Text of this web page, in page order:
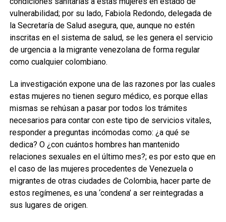
vulnerabilidad; por su lado, Fabiola Redondo, delegada de
la Secretaría de Salud asegura, que, aunque no estén
inscritas en el sistema de salud, se les genera el servicio
de urgencia a la migrante venezolana de forma regular
como cualquier colombiano.
La investigación expone una de las razones por las cuales
estas mujeres no tienen seguro médico, es porque ellas
mismas se rehúsan a pasar por todos los trámites
necesarios para contar con este tipo de servicios vitales,
responder a preguntas incómodas como: ¿a qué se
dedica? O ¿con cuántos hombres han mantenido
relaciones sexuales en el último mes?; es por esto que en
el caso de las mujeres procedentes de Venezuela o
migrantes de otras ciudades de Colombia, hacer parte de
estos regímenes, es una ‘condena’ a ser reintegradas a
sus lugares de origen.